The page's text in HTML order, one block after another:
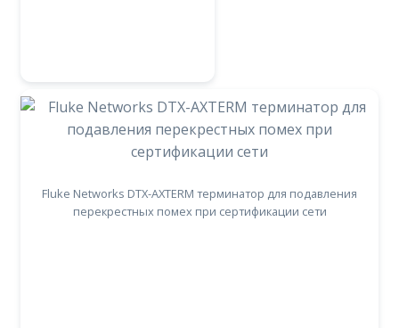
Fluke Networks DTX-AXTERM терминатор для подавления
перекрестных помех при сертификации сети